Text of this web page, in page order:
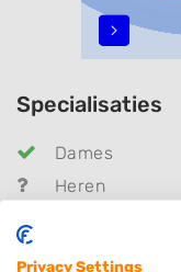
Specialisaties
Dames
Heren
Privacy Settings